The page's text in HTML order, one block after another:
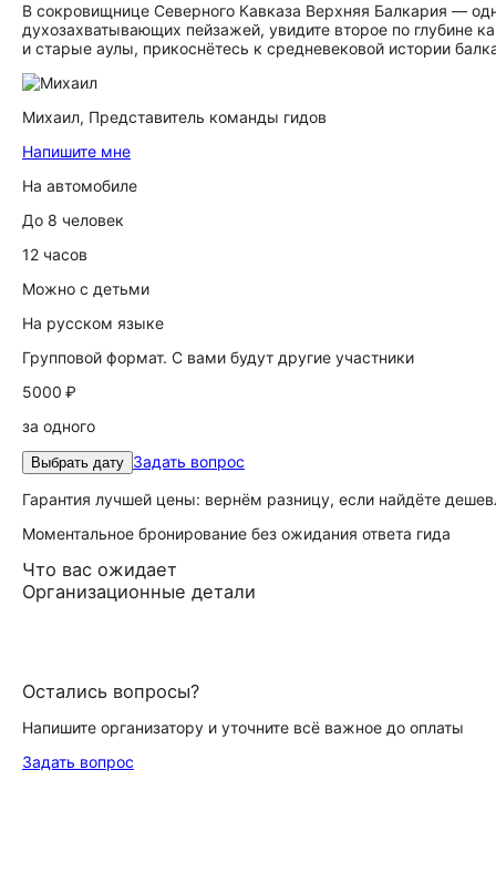
В сокровищнице Северного Кавказа Верхняя Балкария —
духозахватывающих пейзажей, увидите второе по глубине
и старые аулы, прикоснётесь к средневековой истории
Михаил, Представитель команды гидов
Напишите мне
На автомобиле
До 8 человек
12 часов
Можно с детьми
На русском языке
Групповой формат. С вами будут другие участники
5000 ₽
за одного
Выбрать дату Задать вопрос
Гарантия лучшей цены: вернём разницу, если найдёте
Моментальное бронирование без ожидания ответа гида
Что вас ожидает
Организационные детали
Остались вопросы?
Напишите организатору и уточните всё важное до оплаты
Задать вопрос